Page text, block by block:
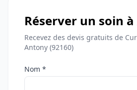
Réserver un soin
Recevez des devis gratuits de
Antony (92160)
Nom *